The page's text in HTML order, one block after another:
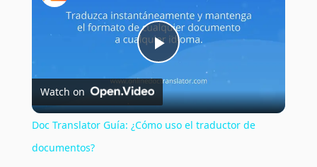
Play
Video
Watch on
Doc Translator Guía: ¿Cómo uso el traductor de
documentos?